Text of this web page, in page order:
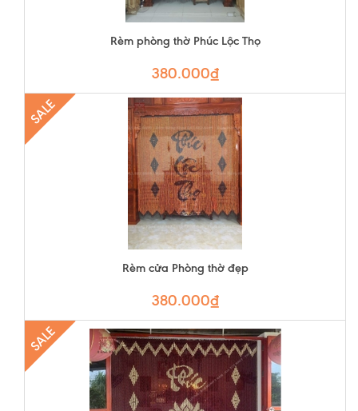
Rèm phòng thờ Phúc Lộc Thọ
380.000₫
SALE
Rèm cửa Phòng thờ đẹp
380.000₫
SALE